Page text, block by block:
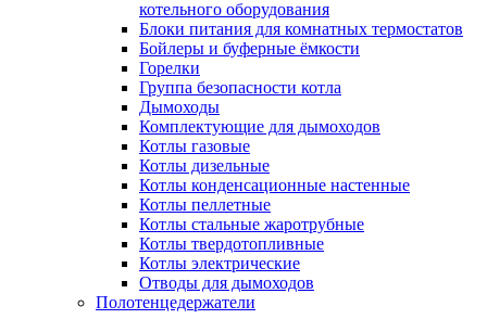
котельного оборудования
Блоки питания для комнатных термостатов
Бойлеры и буферные ёмкости
Горелки
Группа безопасности котла
Дымоходы
Комплектующие для дымоходов
Котлы газовые
Котлы дизельные
Котлы конденсационные настенные
Котлы пеллетные
Котлы стальные жаротрубные
Котлы твердотопливные
Котлы электрические
Отводы для дымоходов
Полотенцедержатели